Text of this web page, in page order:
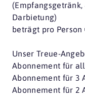
Darbietung)
beträgt pro Person
Unser Treue-
Abonnement für
Abonnement für 3
Abonnement für 2